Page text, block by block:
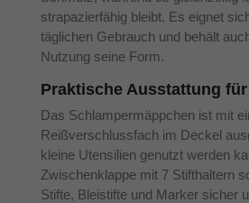
strapazierfähig bleibt. Es eignet
täglichen Gebrauch und behält
Nutzung seine Form.
Praktische Ausstattung
Das Schlampermäppchen ist mit
Reißverschlussfach im Deckel
kleine Utensilien genutzt werden
Zwischenklappe mit 7 Stifthaltern
Stifte, Bleistifte und Marker sicher